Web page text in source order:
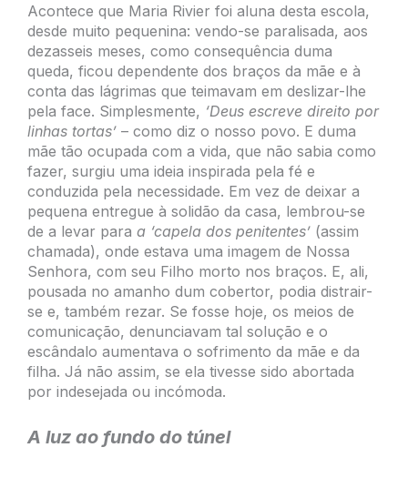
Acontece que Maria Rivier foi aluna desta escola,
desde muito pequenina: vendo-se paralisada, aos
dezasseis meses, como consequência duma
queda, ficou dependente dos braços da mãe e à
conta das lágrimas que teimavam em deslizar-lhe
pela face. Simplesmente, ‘Deus escreve direito por
linhas tortas’ – como diz o nosso povo. E duma
mãe tão ocupada com a vida, que não sabia como
fazer, surgiu uma ideia inspirada pela fé e
conduzida pela necessidade. Em vez de deixar a
pequena entregue à solidão da casa, lembrou-se
de a levar para a ‘capela dos penitentes’ (assim
chamada), onde estava uma imagem de Nossa
Senhora, com seu Filho morto nos braços. E, ali,
pousada no amanho dum cobertor, podia distrair-
se e, também rezar. Se fosse hoje, os meios de
comunicação, denunciavam tal solução e o
escândalo aumentava o sofrimento da mãe e da
filha. Já não assim, se ela tivesse sido abortada
por indesejada ou incómoda.
A luz ao fundo do túnel